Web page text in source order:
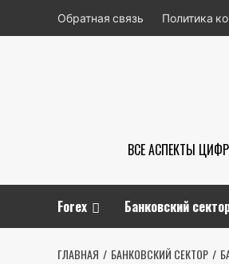
Обратная связь Политика
ВСЕ АСПЕКТЫ
Forex Банковский
ГЛАВНАЯ БАНКОВСКИЙ СЕКТОР